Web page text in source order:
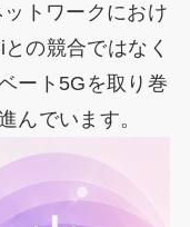
トワークにおけ
の競合ではなく
ート5Gを取り巻
んでいます。​​